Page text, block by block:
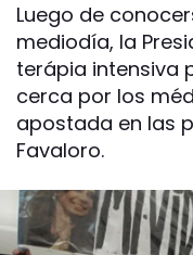
Luego de
mediodía, la
terápia intensiva
cerca por los
apostada en las
Favaloro.